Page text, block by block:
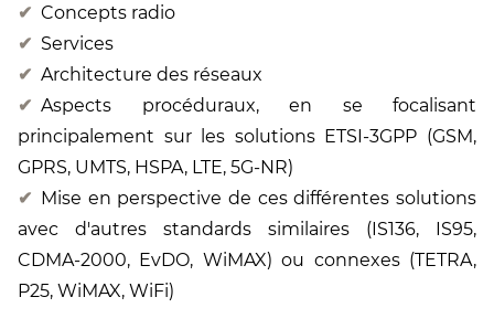
Concepts radio
Services
Architecture des réseaux
Aspects procéduraux, en se focalisant
principalement sur les solutions ETSI-3GPP (GSM,
GPRS, UMTS, HSPA, LTE, 5G-NR)
Mise en perspective de ces différentes solutions
avec d'autres standards similaires (IS136, IS95,
CDMA-2000, EvDO, WiMAX) ou connexes (TETRA,
P25, WiMAX, WiFi)